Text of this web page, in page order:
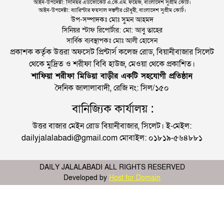
আইন-উপদেষ্টা: সিনিয়র এডভোকেট এ.কে.এম. ফয়েজ, বাংলাদেশ সুপ্রীম কোর্ট।
আইন-উপদেষ্টা: ব্যারিস্টার ফয়সাল দস্তগীর চৌধুরী, বাংলাদেশ সুপ্রীম কোর্ট।
উপ-সম্পাদকঃ মোঃ সুমন আহমদ
সিনিয়র স্টাফ রিপোর্টার: মো: আবু তাহের
সার্বিক ব্যবস্থাপকঃ মোঃ আলী হোসেন
প্রকাশক কর্তৃক উত্তরা অফসেট প্রিন্টার্স কলেজ রোড, বিয়ানীবাজার সিলেট
থেকে মুদ্রিত ও শরীফা বিবি হাউজ, মেওয়া থেকে প্রকাশিত।
শাফিয়া শরীফা মিডিয়া বাড়ীর একটি সহযোগী প্রতিষ্ঠান
দৈনিক জালালাবাদী, রেজি নং: সিল/১৫০
বানিজ্যিক কার্যালয় :
উত্তর বাজার মেইন রোড বিয়ানীবাজার, সিলেট। ই-মেইল:
dailyjalalabadi@gmail.com মোবাইল: ০১৮১৯-৫৬৪৮৮১
DAILY JALALABADI ALL RIGHTS RESERVED
Developed by Host for Domain